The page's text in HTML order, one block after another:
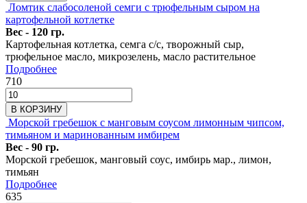
Ломтик слабосоленой семги с трюфельным сыром на
картофельной котлетке
Вес - 120 гр.
Картофельная котлетка, семга с/с, творожный сыр,
трюфельное масло, микрозелень, масло растительное
Подробнее
710
В КОРЗИНУ
Морской гребешок с манговым соусом лимонным чипсом,
тимьяном и маринованным имбирем
Вес - 90 гр.
Морской гребешок, манговый соус, имбирь мар., лимон,
тимьян
Подробнее
635